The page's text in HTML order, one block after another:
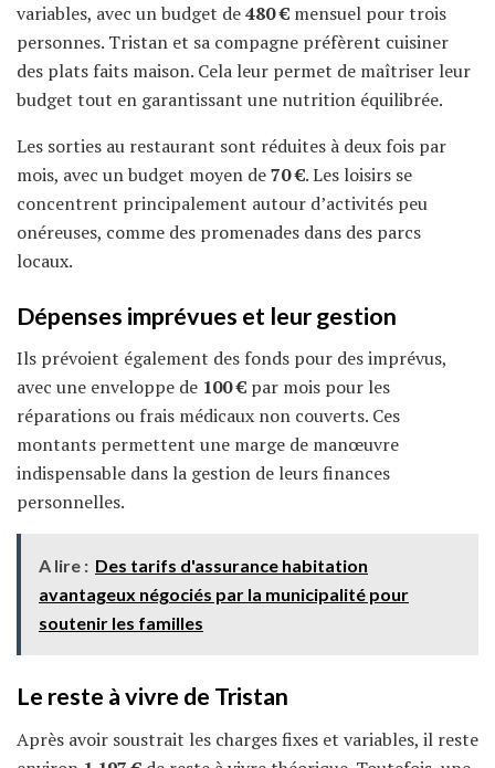
variables, avec un budget de480 € mensuel pour trois
personnes. Tristan et sa compagne préfèrent cuisiner
des plats faits maison. Cela leur permet de maîtriser leur
budget tout en garantissant une nutrition équilibrée.
Les sorties au restaurant sont réduites à deux fois par
mois, avec un budget moyen de70 €. Les loisirs se
concentrent principalement autour d’activités peu
onéreuses, comme des promenades dans des parcs
locaux.
Dépenses imprévues et leur gestion
Ils prévoient également des fonds pour des imprévus,
avec une enveloppe de 100 € par mois pour les
réparations ou frais médicaux non couverts. Ces
montants permettent une marge de manœuvre
indispensable dans la gestion de leurs finances
personnelles.
A lire : Des tarifs d'assurance habitation
avantageux négociés par la municipalité pour
soutenir les familles
Le reste à vivre de Tristan
Après avoir soustrait les charges fixes et variables, il reste